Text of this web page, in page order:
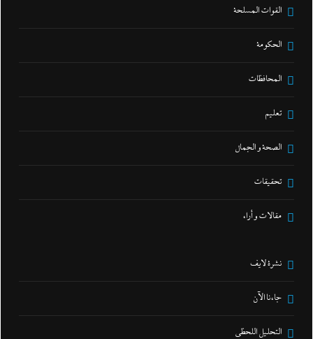
القوات المسلحة
الحكومة
المحافظات
تعليم
الصحة و الجمال
تحقيقات
مقالات و أراء
نشرة لايف
جاءنا الآن
التحليل اللحظي